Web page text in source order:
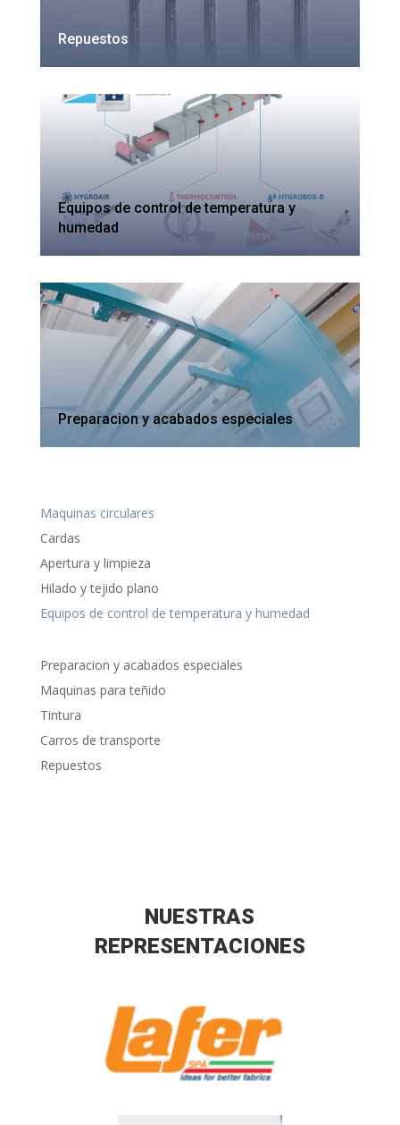
Repuestos
Equipos de control de temperatura y
humedad
Preparacion y acabados especiales
Maquinas circulares
Cardas
Apertura y limpieza
Hilado y tejido plano
Equipos de control de temperatura y humedad
Preparacion y acabados especiales
Maquinas para teñido
Tintura
Carros de transporte
Repuestos
NUESTRAS
REPRESENTACIONES